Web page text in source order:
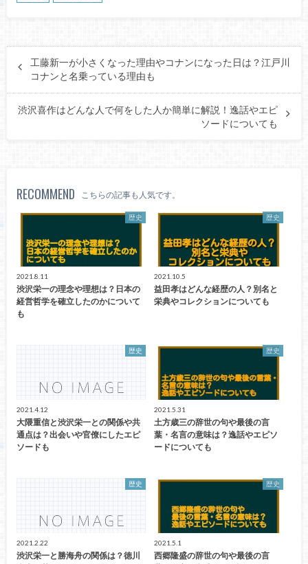
工藤新一が小さくなった理由やコナンになった日は？江戸川
コナンと名乗っている理由も
渋沢喜作はどんな人で何をした人か簡単に解説！逸話やエピ
ソードについても
RECOMMEND こちらの記事も人気です。
歴史
2021.8.11
渋沢栄一の理念や理想は？日本の
経営哲学を確立したのかについて
も
歴史
2021.10.5
益田孝はどんな経歴の人？別名と
栄典やコレクションについても
歴史
2021.4.12
大隈重信と渋沢栄一との関係や共
通点は？出会いや官僚にしたエピ
ソードも
歴史
2021.5.31
土方歳三の辞世の句や最後の言
葉・名言の意味は？逸話やエピソ
ードについても
歴史
2021.2.22
渋沢栄一と勝海舟の関係は？徳川
歴史
2021.5.1
西郷隆盛の辞世の句や最後の言